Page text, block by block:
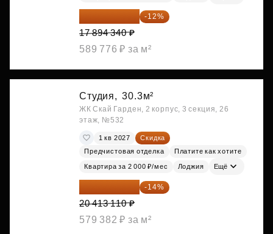
15 747 019 ₽ -12%
17 894 340 ₽
589 776 ₽ за м²
Студия, 30.3м²
ЖК Скай Гарден, 2 корпус, 3 секция, 26
этаж, №532
1 кв 2027
Скидка
Предчистовая отделка
Платите как хотите
Квартира за 2 000 ₽/мес Лоджия Ещё
17 555 275 ₽ -14%
20 413 110 ₽
579 382 ₽ за м²